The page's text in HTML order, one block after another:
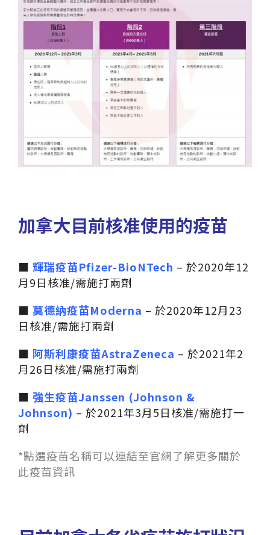
加拿大目前核准使用的疫苗
■ 輝瑞疫苗Pfizer-BioNTech – 於2020年12
月9日核准/需施打兩劑
■ 莫德納疫苗Moderna – 於2020年12月23
日核准/需施打兩劑
■ 阿斯利康疫苗AstraZeneca – 於2021年2
月26日核准/需施打兩劑
■ 強生疫苗Janssen (Johnson &
Johnson) – 於2021年3月5日核准/需施打一
劑
*點選疫苗名稱可以連結至官網了解更多關於
此疫苗資訊